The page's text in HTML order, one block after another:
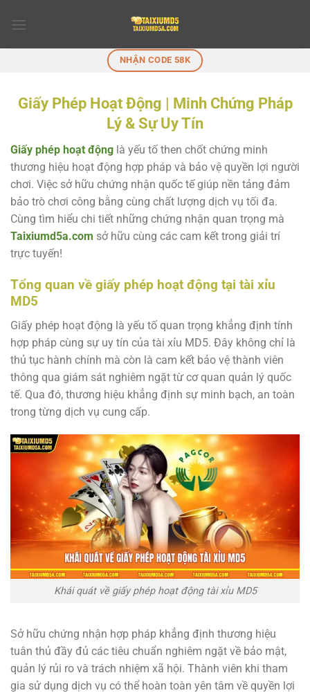
đến
NHẬN CODE 58K
Giấy Phép Hoạt Động | Minh Chứng Pháp
Lý & Sự Uy Tín
Giấy phép hoạt động là yếu tố then chốt chứng minh
thương hiệu hoạt động hợp pháp và bảo vệ quyền lợi người
chơi. Việc sở hữu chứng nhận quốc tế giúp nền tảng đảm
bảo trò chơi công bằng cùng chất lượng dịch vụ tối đa.
Cùng tìm hiểu chi tiết những chứng nhận quan trọng mà
Taixiumd5a.com sở hữu cùng các cam kết trong giải trí
trực tuyến!
Tổng quan về giấy phép hoạt động tại tài xỉu
MD5
Giấy phép hoạt động là yếu tố quan trọng khẳng định tính
hợp pháp cùng sự uy tín của tài xỉu MD5. Đây không chỉ là
thủ tục hành chính mà còn là cam kết bảo vệ thành viên
thông qua giám sát nghiêm ngặt từ cơ quan quản lý quốc
tế. Qua đó, thương hiệu khẳng định sự minh bạch, an toàn
trong từng dịch vụ cung cấp.
Khái quát về giấy phép hoạt động tài xỉu MD5
Sở hữu chứng nhận hợp pháp khẳng định thương hiệu
tuân thủ đầy đủ các tiêu chuẩn nghiêm ngặt về bảo mật,
quản lý rủi ro và trách nhiệm xã hội. Thành viên khi tham
gia sử dụng dịch vụ có thể hoàn toàn yên tâm về quyền lợi